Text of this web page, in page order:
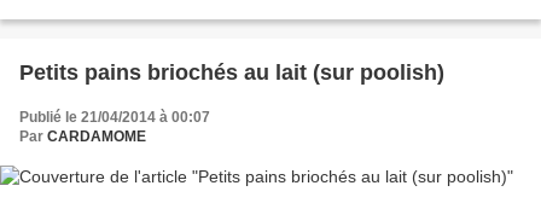
Petits pains briochés au lait (sur poolish)
Publié le 21/04/2014 à 00:07
Par CARDAMOME